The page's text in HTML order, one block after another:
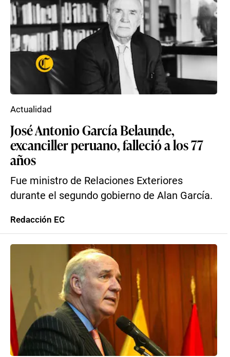
José Antonio García Belaunde,
excanciller peruano, falleció a los 77
años
Fue ministro de Relaciones Exteriores
durante el segundo gobierno de Alan García.
Actualidad
Redacción EC